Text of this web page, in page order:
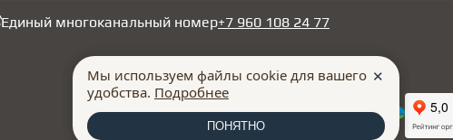
Единый многоканальный номер+7 960 108 24 77
Мы используем файлы cookie для вашего
удобства. Подробнее
✕
ПОНЯТНО